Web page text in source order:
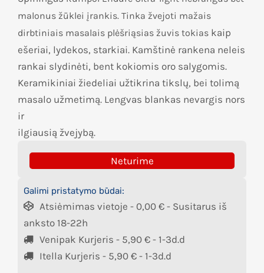
malonus žūklei įrankis. Tinka žvejoti mažais
dirbtiniais masalais plėšriąsias žuvis tokias kaip
ešeriai, lydekos, starkiai. Kamštinė rankena neleis
rankai slydinėti, bent kokiomis oro salygomis.
Keramikiniai žiedeliai užtikrina tikslų, bei tolimą
masalo užmetimą. Lengvas blankas nevargis nors
ir
ilgiausią žvejybą.
Neturime
Galimi pristatymo būdai:
Atsiėmimas vietoje - 0,00 € - Susitarus iš
anksto 18-22h
Venipak Kurjeris - 5,90 € - 1-3d.d
Itella Kurjeris - 5,90 € - 1-3d.d